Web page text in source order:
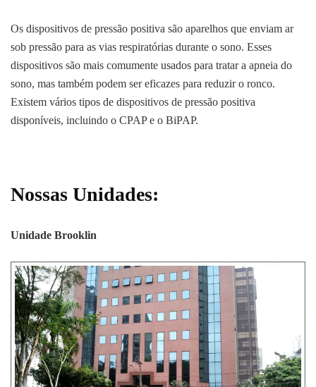
Os dispositivos de pressão positiva são aparelhos que enviam ar
sob pressão para as vias respiratórias durante o sono. Esses
dispositivos são mais comumente usados para tratar a apneia do
sono, mas também podem ser eficazes para reduzir o ronco.
Existem vários tipos de dispositivos de pressão positiva
disponíveis, incluindo o CPAP e o BiPAP.
Nossas Unidades:
Unidade Brooklin